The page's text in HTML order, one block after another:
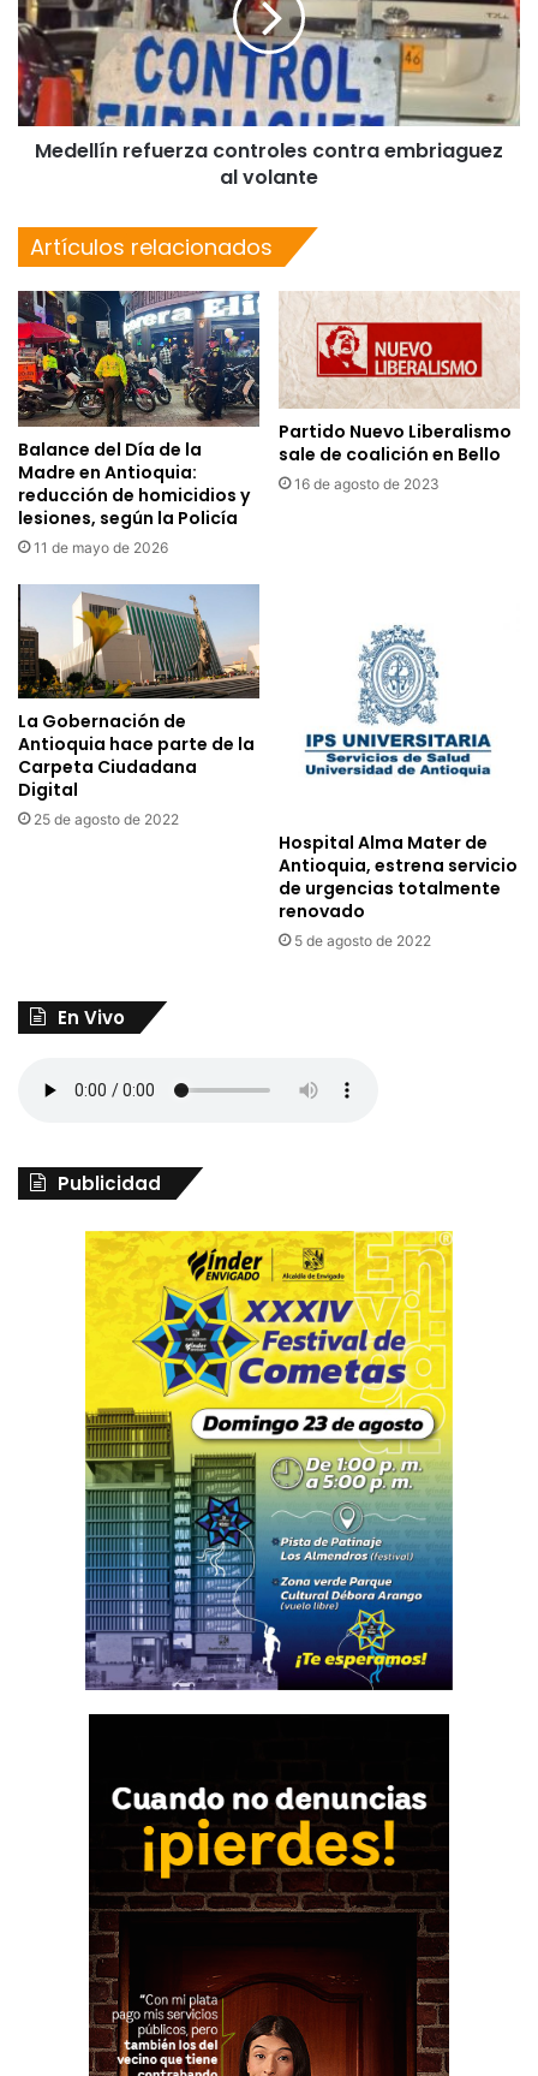
Medellín refuerza controles contra embriaguez
al volante
Artículos relacionados
Balance del Día de la
Madre en Antioquia:
reducción de homicidios y
lesiones, según la Policía
11 de mayo de 2026
Partido Nuevo Liberalismo
sale de coalición en Bello
16 de agosto de 2023
La Gobernación de
Antioquia hace parte de la
Carpeta Ciudadana
Digital
25 de agosto de 2022
Hospital Alma Mater de
Antioquia, estrena servicio
de urgencias totalmente
renovado
5 de agosto de 2022
En Vivo
Publicidad